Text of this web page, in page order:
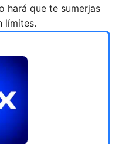
hará que te sumerjas
límites.